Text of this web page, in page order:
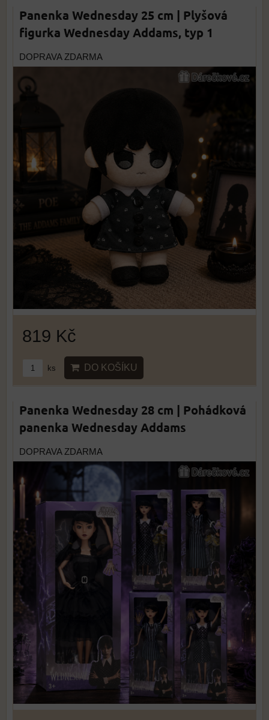
Panenka Wednesday 25 cm | Plyšová
figurka Wednesday Addams, typ 1
DOPRAVA ZDARMA
819 Kč
ks DO KOŠÍKU
Panenka Wednesday 28 cm | Pohádková
panenka Wednesday Addams
DOPRAVA ZDARMA